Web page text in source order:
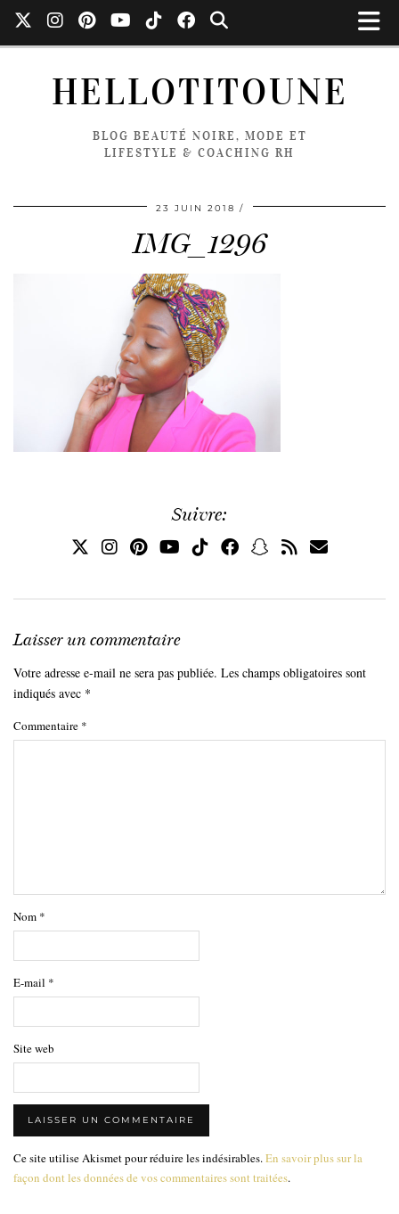
HELLOTITOUNE
BLOG BEAUTÉ NOIRE, MODE ET
LIFESTYLE & COACHING RH
23 JUIN 2018
IMG_1296
Suivre:
Laisser un commentaire
Votre adresse e-mail ne sera pas publiée. Les champs obligatoires sont
indiqués avec *
Commentaire *
Nom *
E-mail *
Site web
Ce site utilise Akismet pour réduire les indésirables. En savoir plus sur la
façon dont les données de vos commentaires sont traitées.